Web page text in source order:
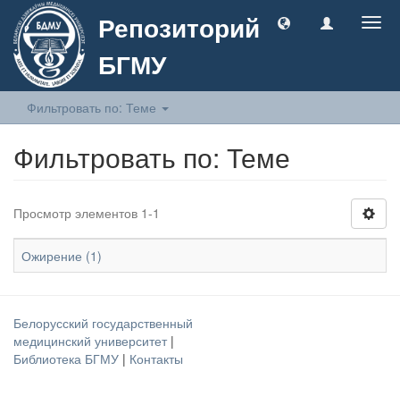
Репозиторий
БГМУ
Фильтровать по: Теме
Фильтровать по: Теме
Просмотр элементов 1-1
Ожирение (1)
Белорусский государственный
медицинский университет |
Библиотека БГМУ | Контакты